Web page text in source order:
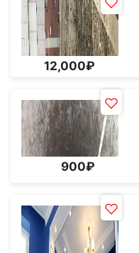
12,000₽
900₽